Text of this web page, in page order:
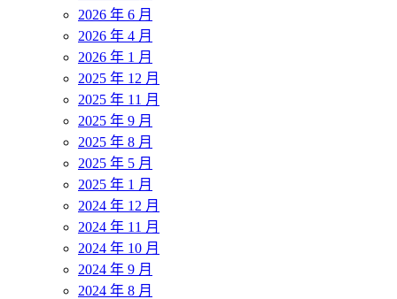
2026 年 6 月
2026 年 4 月
2026 年 1 月
2025 年 12 月
2025 年 11 月
2025 年 9 月
2025 年 8 月
2025 年 5 月
2025 年 1 月
2024 年 12 月
2024 年 11 月
2024 年 10 月
2024 年 9 月
2024 年 8 月